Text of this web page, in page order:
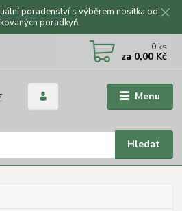
poradenství s výběrem nosítka od
poradkyň.
Menu
Hledat
0 ks
za 0,00 Kč